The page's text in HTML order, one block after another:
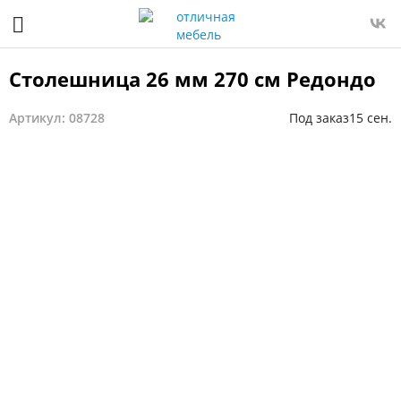
Столешница 26 мм 270 см Редондо
Артикул: 08728 Под заказ15 сен.